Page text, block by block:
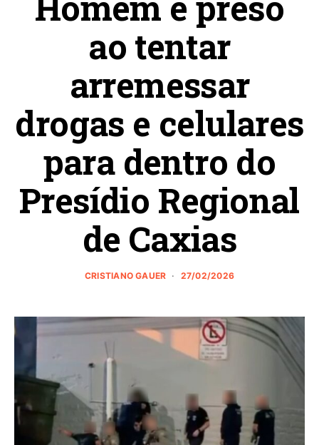
ao tentar
arremessar
drogas e celulares
para dentro do
Presídio Regional
de Caxias
CRISTIANO GAUER 27/02/2026